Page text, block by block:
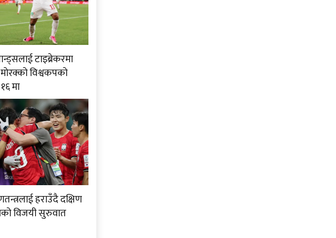
टाइब्रेकरमा
विश्वकपको
मा
हराउँदै दक्षिण
विजयी सुरुवात